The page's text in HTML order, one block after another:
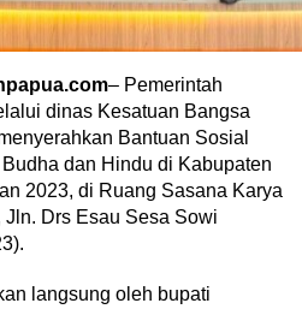
– Pemerintah
dinas Kesatuan Bangsa
Bantuan Sosial
dan Hindu di Kabupaten
2023, di Ruang Sasana Karya
Drs Esau Sesa Sowi
langsung oleh bupati